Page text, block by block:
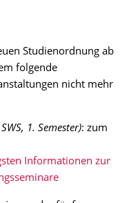
Studienordnung ab
folgende
nicht mehr
1. Semester): zum
Informationen zur